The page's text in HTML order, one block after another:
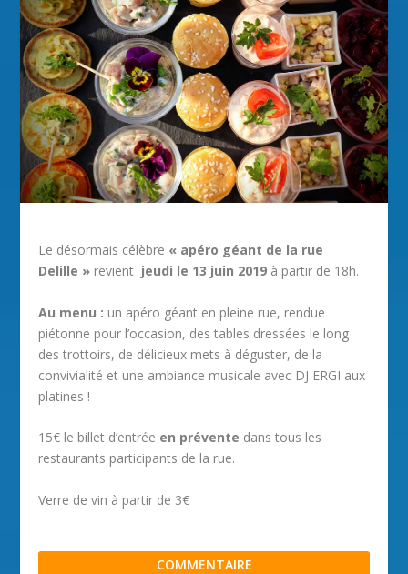
Le désormais célèbre « apéro géant de la rue
Delille » revient jeudi le 13 juin 2019 à partir de 18h.
Au menu : un apéro géant en pleine rue, rendue
piétonne pour l’occasion, des tables dressées le long
des trottoirs, de délicieux mets à déguster, de la
convivialité et une ambiance musicale avec DJ ERGI aux
platines !
15€ le billet d’entrée en prévente dans tous les
restaurants participants de la rue.
Verre de vin à partir de 3€
COMMENTAIRE